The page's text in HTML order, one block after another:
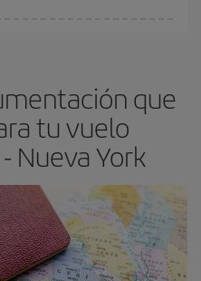
que
tu vuelo
Nueva York